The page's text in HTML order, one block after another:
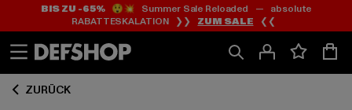
Zum
Inhalt
springen
Zum
Fußzeile
springen
BIS ZU -65%😲💥 Summer Sale Reloaded — absolute
RABATTESKALATION ❯❯ ZUM SALE ❮❮
ZURÜCK